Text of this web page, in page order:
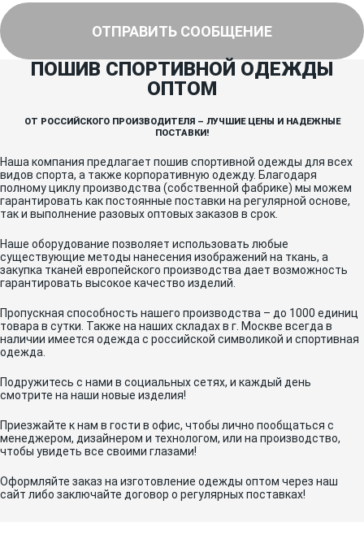
ОТПРАВИТЬ СООБЩЕНИЕ
ПОШИВ СПОРТИВНОЙ ОДЕЖДЫ
ОПТОМ
ОТ РОССИЙСКОГО ПРОИЗВОДИТЕЛЯ – ЛУЧШИЕ ЦЕНЫ И НАДЕЖНЫЕ
ПОСТАВКИ!
Наша компания предлагает пошив спортивной одежды для всех
видов спорта, а также корпоративную одежду. Благодаря
полному циклу производства (собственной фабрике) мы можем
гарантировать как постоянные поставки на регулярной основе,
так и выполнение разовых оптовых заказов в срок.
Наше оборудование позволяет использовать любые
существующие методы нанесения изображений на ткань, а
закупка тканей европейского производства дает возможность
гарантировать высокое качество изделий.
Пропускная способность нашего производства – до 1000 единиц
товара в сутки. Также на наших складах в г. Москве всегда в
наличии имеется одежда с российской символикой и спортивная
одежда.
Подружитесь с нами в социальных сетях, и каждый день
смотрите на наши новые изделия!
Приезжайте к нам в гости в офис, чтобы лично пообщаться с
менеджером, дизайнером и технологом, или на производство,
чтобы увидеть все своими глазами!
Оформляйте заказ на изготовление одежды оптом через наш
сайт либо заключайте договор о регулярных поставках!